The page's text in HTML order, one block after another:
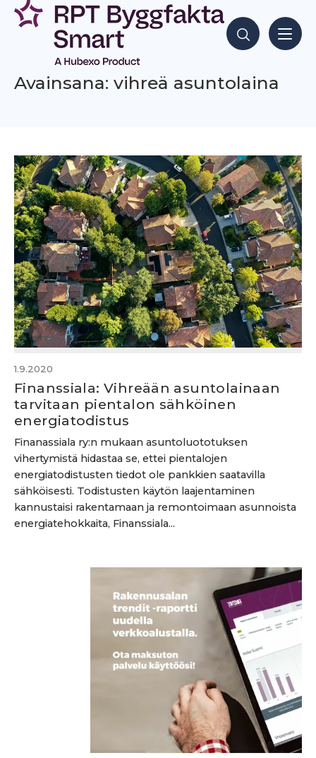
Siirry
sisältöön
Hae sisältöjä
Avainsana: vihreä asuntolaina
1.9.2020
Finanssiala: Vihreään asuntolainaan
tarvitaan pientalon sähköinen
energiatodistus
Finanassiala ry:n mukaan asuntoluototuksen
vihertymistä hidastaa se, ettei pientalojen
energiatodistusten tiedot ole pankkien saatavilla
sähköisesti. Todistusten käytön laajentaminen
kannustaisi rakentamaan ja remontoimaan asunnoista
energiatehokkaita, Finanssiala...